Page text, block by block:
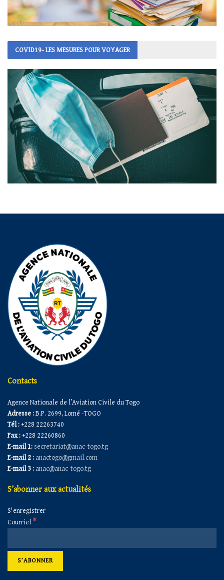
COVID19- LES MESURES POUR VOYAGER
Contacts
Agence Nationale de l’Aviation Civile du Togo
Adresse :B.P. 2699, Lomé -TOGO
Tél : +228 22263740
Fax : +228 22260860
E-mail 1: secretariat@anac-togo.tg
E-mail 2 : anactogo@gmail.com
E-mail 3 : anac@anac-togo.tg
S’abonner aux actualités
S'enregistrer
Courriel*